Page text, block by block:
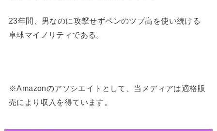
23年間、男なのに攻撃せずペンのツブ高を使い続ける
卓球マイノリティである。
※Amazonのアソシエイトとして、当メディアは適格販
売により収入を得ています。